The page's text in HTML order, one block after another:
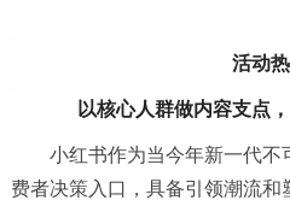
活动
以核心人群做内容支点 ，
小红书作为当今年新一代不
费者决策入口，具备引领潮流和